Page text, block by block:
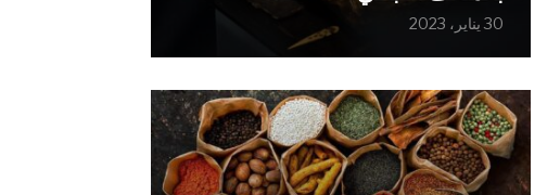
30 يناير، 2023